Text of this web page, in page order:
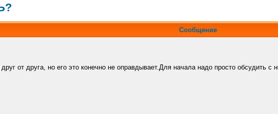
Сообщение
от друга, но его это конечно не оправдывает.Для начала надо просто обсудить